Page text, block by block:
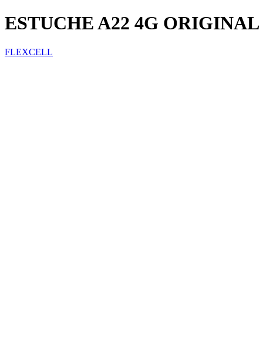
ESTUCHE A22 4G ORIGINAL
FLEXCELL